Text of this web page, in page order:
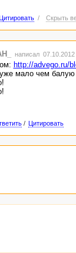
/ Скрыть
написал 07.10.2012
http://advego.ru/
мало чем балую
/ Цитировать